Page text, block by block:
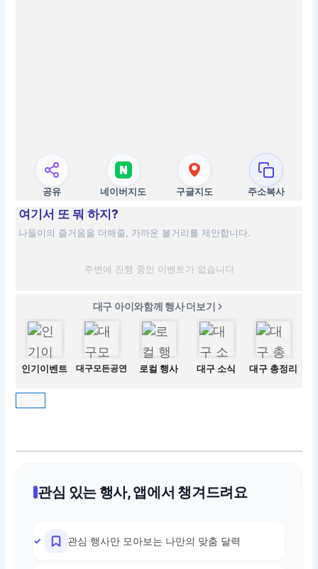
공유 네이버지도 구글지도 주소복사
여기서 또 뭐 하지?
나들이의 즐거움을 더해줄, 가까운 볼거리를 제안합니다.
주변에 진행 중인 이벤트가 없습니다
대구 아이와함께 행사 더보기
인기이벤트 대구모든공연 로컬 행사 대구 소식 대구 총정리
관심 있는 행사, 앱에서 챙겨드려요
관심 행사만 모아보는 나만의 맞춤 달력